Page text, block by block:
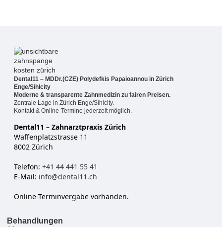
Dental11 – MDDr.(CZE) Polydefkis Papaioannou in Zürich
Enge/Sihlcity
Moderne & transparente Zahnmedizin zu fairen Preisen.
Zentrale Lage in Zürich Enge/Sihlcity.
Kontakt & Online-Termine jederzeit möglich.
Dental11 – Zahnarztpraxis Zürich
Waffenplatzstrasse 11
8002 Zürich
Telefon: +41 44 441 55 41
E-Mail: info@dental11.ch
Online-Terminvergabe vorhanden.
Behandlungen